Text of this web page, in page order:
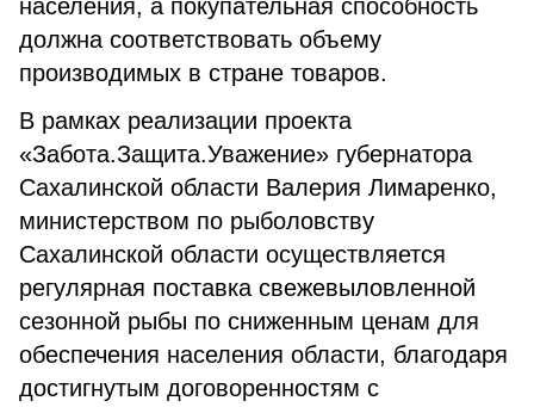
населения, а покупательная способность
должна соответствовать объему
производимых в стране товаров.
В рамках реализации проекта
«Забота.Защита.Уважение» губернатора
Сахалинской области Валерия Лимаренко,
министерством по рыболовству
Сахалинской области осуществляется
регулярная поставка свежевыловленной
сезонной рыбы по сниженным ценам для
обеспечения населения области, благодаря
достигнутым договоренностям с